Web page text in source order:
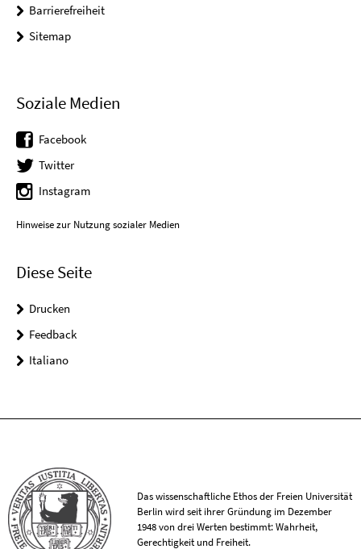
Barrierefreiheit
Sitemap
Soziale Medien
Facebook
Twitter
Instagram
Hinweise zur Nutzung sozialer Medien
Diese Seite
Drucken
Feedback
Italiano
Das wissenschaftliche Ethos der Freien Universität
Berlin wird seit ihrer Gründung im Dezember
1948 von drei Werten bestimmt: Wahrheit,
Gerechtigkeit und Freiheit.